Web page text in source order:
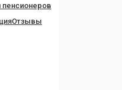
пенсионеров
Отзывы